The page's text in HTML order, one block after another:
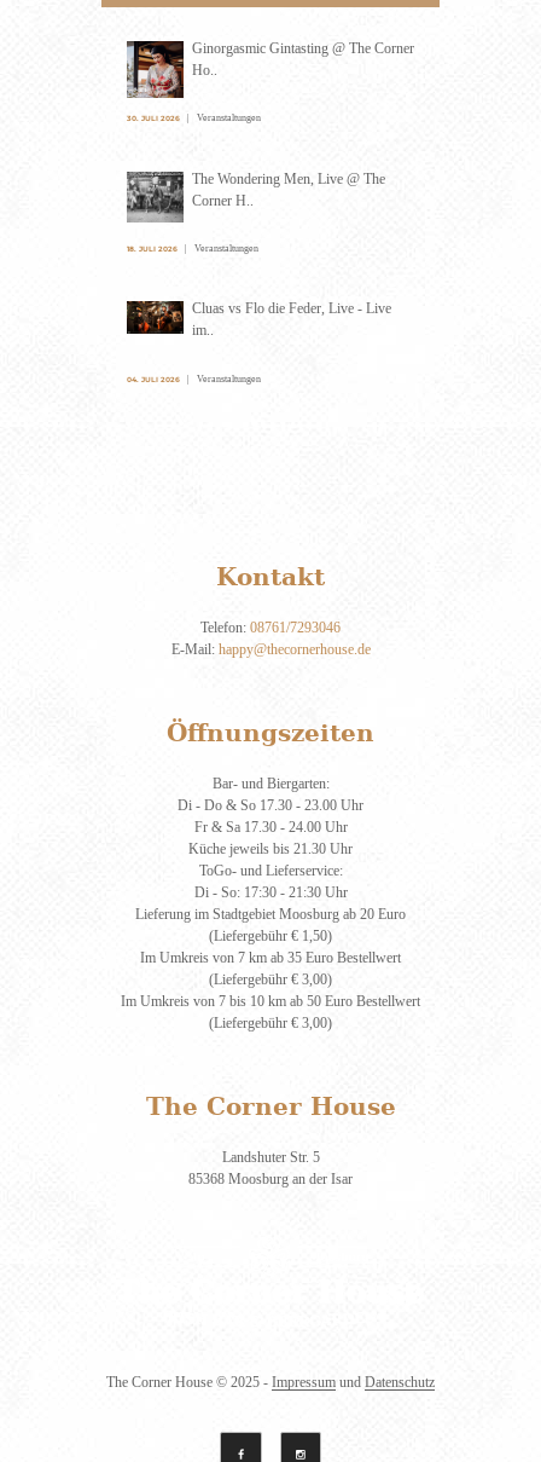
Ginorgasmic Gintasting @ The Corner
Ho..
30. JULI 2026 Veranstaltungen
The Wondering Men, Live @ The
Corner H..
18. JULI 2026 Veranstaltungen
Cluas vs Flo die Feder, Live - Live
im..
04. JULI 2026 Veranstaltungen
Kontakt
Telefon: 08761/7293046
E-Mail: happy@thecornerhouse.de
Öffnungszeiten
Bar- und Biergarten:
Di - Do & So 17.30 - 23.00 Uhr
Fr & Sa 17.30 - 24.00 Uhr
Küche jeweils bis 21.30 Uhr
ToGo- und Lieferservice:
Di - So: 17:30 - 21:30 Uhr
Lieferung im Stadtgebiet Moosburg ab 20 Euro
(Liefergebühr € 1,50)
Im Umkreis von 7 km ab 35 Euro Bestellwert
(Liefergebühr € 3,00)
Im Umkreis von 7 bis 10 km ab 50 Euro Bestellwert
(Liefergebühr € 3,00)
The Corner House
Landshuter Str. 5
85368 Moosburg an der Isar
The Corner House © 2025 - Impressum und Datenschutz